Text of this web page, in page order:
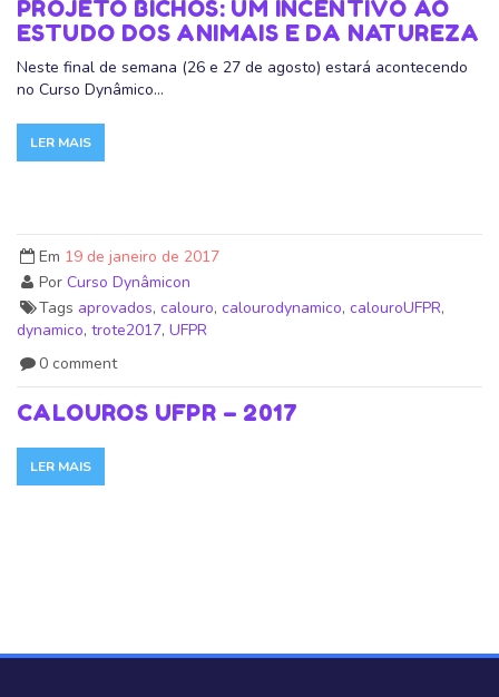
PROJETO BICHOS: UM INCENTIVO AO
ESTUDO DOS ANIMAIS E DA NATUREZA
Neste final de semana (26 e 27 de agosto) estará acontecendo
no Curso Dynâmico...
LER MAIS
Em 19 de janeiro de 2017
Por Curso Dynâmicon
Tags aprovados, calouro, calourodynamico, calouroUFPR,
dynamico, trote2017, UFPR
0 comment
CALOUROS UFPR – 2017
LER MAIS